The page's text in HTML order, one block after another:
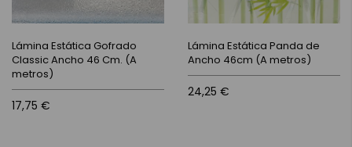
Lámina Estática Gofrado
Classic Ancho 46 Cm. (A
metros)
17,75 €
Lámina Estática Panda de
Ancho 46cm (A metros)
24,25 €